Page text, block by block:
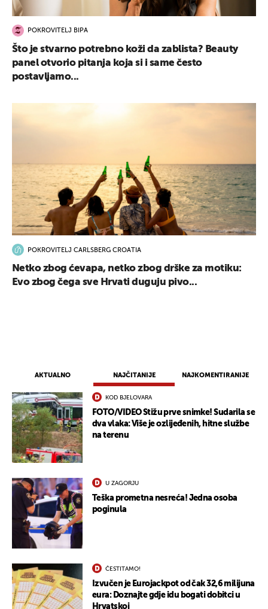
AKTUALNO NAJČITANIJE NAJKOMENTIRANIJE
KOD BJELOVARA
FOTO/VIDEO Stižu prve snimke! Sudarila se
dva vlaka: Više je ozlijeđenih, hitne službe
na terenu
U ZAGORJU
Teška prometna nesreća! Jedna osoba
poginula
ČESTITAMO!
Izvučen je Eurojackpot od čak 32,6 milijuna
eura: Doznajte gdje idu bogati dobitci u
Hrvatskoj
POKROVITELJ BIPA
Što je stvarno potrebno koži da zablista? Beauty
panel otvorio pitanja koja si i same često
postavljamo...
POKROVITELJ CARLSBERG CROATIA
Netko zbog ćevapa, netko zbog drške za motiku:
Evo zbog čega sve Hrvati duguju pivo...